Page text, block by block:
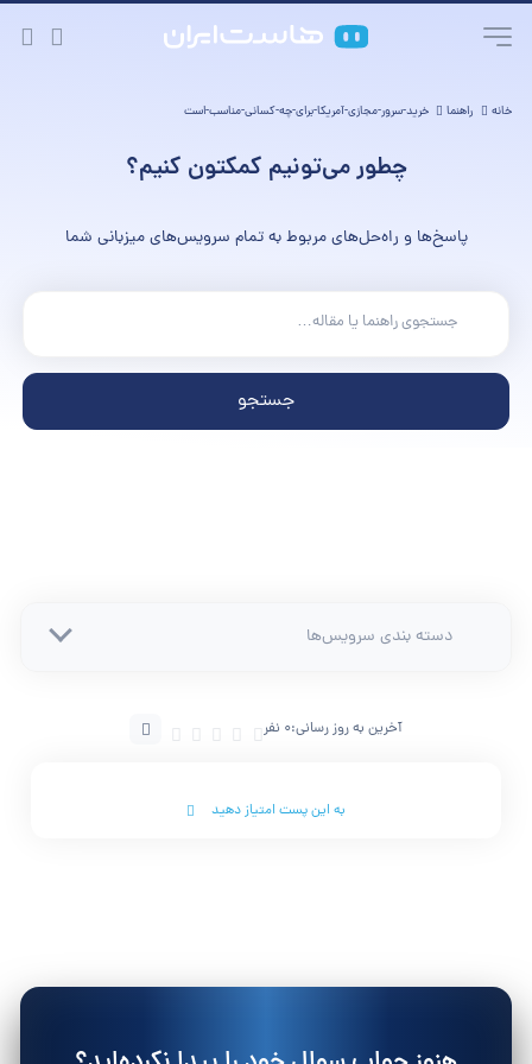
خانه راهنما خرید-سرور-مجازی-آمریکا-برای-چه-کسانی-مناسب-است
چطور می‌تونیم کمکتون کنیم؟
پاسخ‌ها و راه‌حل‌های مربوط به تمام سرویس‌های میزبانی شما
جستجو
دسته بندی سرویس‌ها
آخرین به روز رسانی:0 نفر
به این پست امتیاز دهید